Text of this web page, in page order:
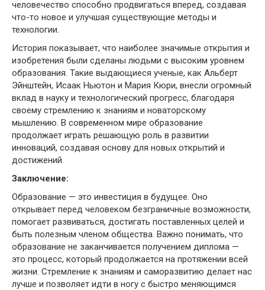
человечество способно продвигаться вперед, создавая
что-то новое и улучшая существующие методы и
технологии.
История показывает, что наиболее значимые открытия и
изобретения были сделаны людьми с высоким уровнем
образования. Такие выдающиеся ученые, как Альберт
Эйнштейн, Исаак Ньютон и Мария Кюри, внесли огромный
вклад в науку и технологический прогресс, благодаря
своему стремлению к знаниям и новаторскому
мышлению. В современном мире образование
продолжает играть решающую роль в развитии
инноваций, создавая основу для новых открытий и
достижений.
Заключение:
Образование — это инвестиция в будущее. Оно
открывает перед человеком безграничные возможности,
помогает развиваться, достигать поставленных целей и
быть полезным членом общества. Важно понимать, что
образование не заканчивается получением диплома —
это процесс, который продолжается на протяжении всей
жизни. Стремление к знаниям и саморазвитию делает нас
лучше и позволяет идти в ногу с быстро меняющимся